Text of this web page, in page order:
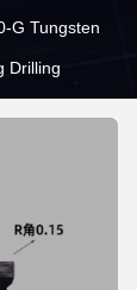
G Tungsten
Drilling